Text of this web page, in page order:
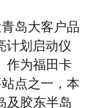
岛大客户品
计划启动仪
作为福田卡
站点之一，本
及胶东半岛